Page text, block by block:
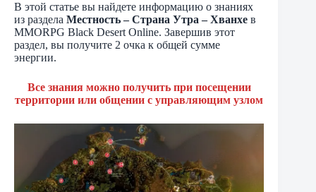
В этой статье вы найдете информацию о знаниях
из раздела Местность – Страна Утра – Хванхе в
MMORPG Black Desert Online. Завершив этот
раздел, вы получите 2 очка к общей сумме
энергии.
Все знания можно получить при посещении
территории или общении с управляющим узлом